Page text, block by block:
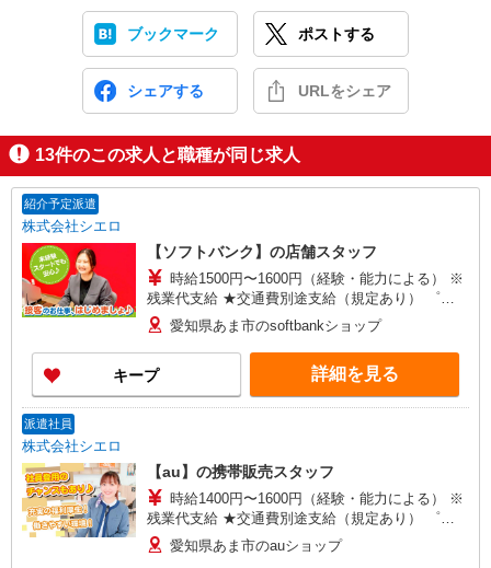
ブックマーク ポストする
シェアする URLをシェア
13件のこの求人と職種が同じ求人
紹介予定派遣
株式会社シエロ
【ソフトバンク】の店舗スタッフ
時給1500円〜1600円（経験・能力による） ※
残業代支給 ★交通費別途支給（規定あり） ゜
+゜・。○。・゜+゜・。○。・゜+゜ 入社祝い金10
万円支給(規定有) お友達を紹介頂くと, インセンテ
ィブ支給(規定有) ★月2回払い・週払い可能（規程
有）★ ゜・。○。・゜+゜・。○。・゜+゜
愛知県あま市のsoftbankショップ
キープ 詳細を見る
派遣社員
株式会社シエロ
【au】の携帯販売スタッフ
時給1400円〜1600円（経験・能力による） ※
残業代支給 ★交通費別途支給（規定あり） ゜
+゜・。○。・゜+゜・。○。・゜+゜ 入社祝い金10
万円支給(規定有) お友達を紹介頂くと, インセンテ
愛知県あま市のauショップ